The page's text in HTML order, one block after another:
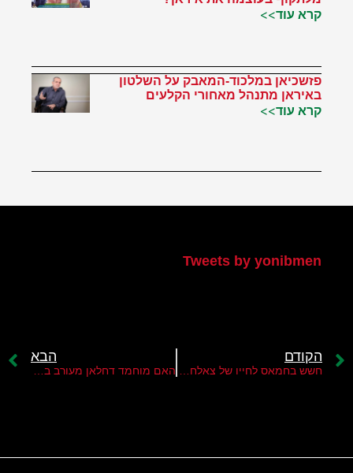
קרא עוד>>
פזשכיאן במלכוד-המאבק על השלטון
באיראן מתנהל מאחורי הקלעים
קרא עוד>>
Tweets by yonibmen
הקודם הבא